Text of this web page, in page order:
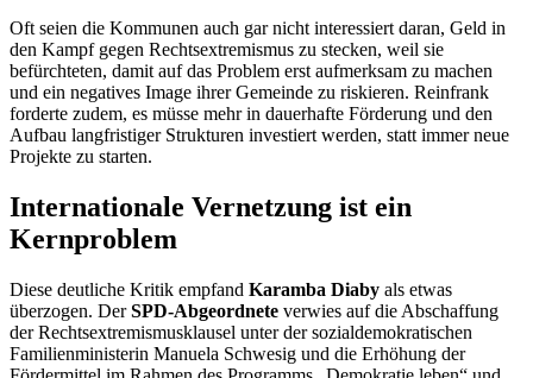
Oft seien die Kommunen auch gar nicht interessiert daran, Geld in
den Kampf gegen Rechtsextremismus zu stecken, weil sie
befürchteten, damit auf das Problem erst aufmerksam zu machen
und ein negatives Image ihrer Gemeinde zu riskieren. Reinfrank
forderte zudem, es müsse mehr in dauerhafte Förderung und den
Aufbau langfristiger Strukturen investiert werden, statt immer neue
Projekte zu starten.
Internationale Vernetzung ist ein
Kernproblem
Diese deutliche Kritik empfand Karamba Diaby als etwas
überzogen. DerSPD-Abgeordnete verwies auf die Abschaffung
der Rechtsextremismusklausel unter der sozialdemokratischen
Familienministerin Manuela Schwesig und die Erhöhung der